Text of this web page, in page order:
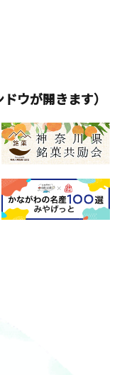
ウが開きます）